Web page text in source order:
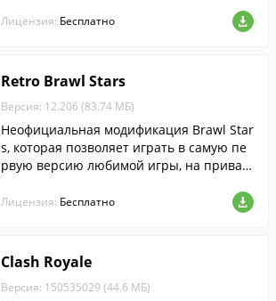
для строительства и тренировки войск.
Лицензия: Бесплатно
Retro Brawl Stars
Версия: 12.206 (83.74 МБ)
Неофициальная модификация Brawl Star
s, которая позволяет играть в самую пе
рвую версию любимой игры, на приват
Лицензия: Бесплатно
Clash Royale
Версия: 150535029 (44.6 МБ)